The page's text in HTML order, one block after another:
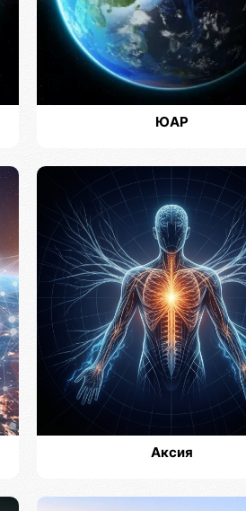
ЮАР
Аксия